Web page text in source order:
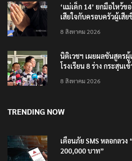
‘แม่เด็ก 14’ ยกมือไหว้
เสียใจกับครอบครัวผู้เสีย
8 สิงหาคม 2026
นิติเวชฯ เผยผลชันสูตรผู้
โรงเรียน 8 ร่าง กระสุน
8 สิงหาคม 2026
TRENDING NOW
เตือนภัย SMS หลอกลวง
200,000 บาท”